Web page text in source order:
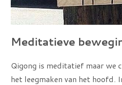
Meditatieve
Qigong is meditatief maar we
het leegmaken van het hoofd.